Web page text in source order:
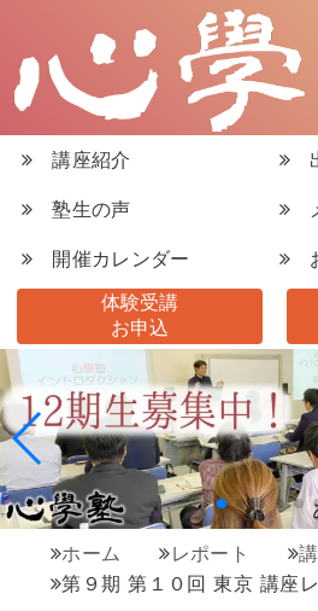
講座紹介
塾生の声
開催カレンダー
体験受講
お申込
ホーム レポート
第９期 第１０回 東京 講座